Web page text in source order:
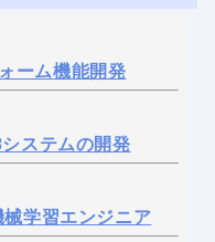
ーム機能開発
ステムの開発
学習エンジニア